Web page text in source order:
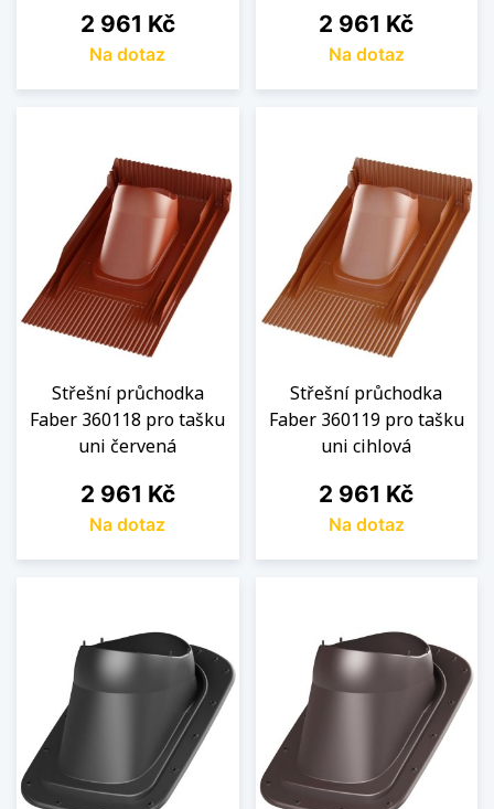
Cena
2 961 Kč
Na dotaz
Cena
2 961 Kč
Na dotaz
Střešní průchodka
Faber 360118 pro tašku
uni červená
Cena
2 961 Kč
Na dotaz
Střešní průchodka
Faber 360119 pro tašku
uni cihlová
Cena
2 961 Kč
Na dotaz